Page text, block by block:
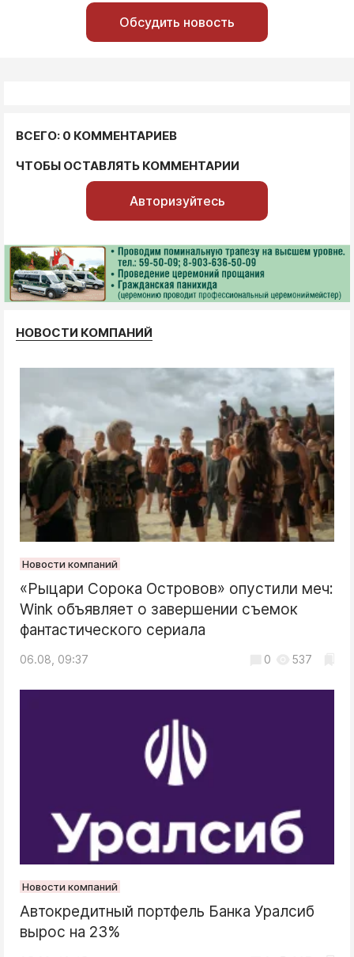
Обсудить новость
ВСЕГО: 0 КОММЕНТАРИЕВ
ЧТОБЫ ОСТАВЛЯТЬ КОММЕНТАРИИ
Авторизуйтесь
НОВОСТИ КОМПАНИЙ
Новости компаний
«Рыцари Сорока Островов» опустили меч:
Wink объявляет о завершении съемок
фантастического сериала
06.08, 09:37 0 537
Новости компаний
Автокредитный портфель Банка Уралсиб
вырос на 23%